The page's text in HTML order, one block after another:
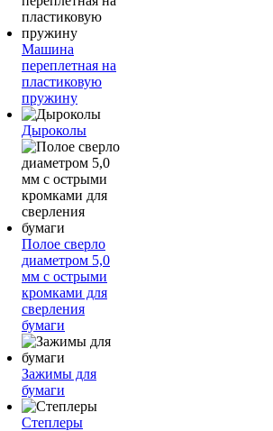
Машина
переплетная на
пластиковую
пружину
Дыроколы
Полое сверло
диаметром 5,0
мм с острыми
кромками для
сверления
бумаги
Зажимы для
бумаги
Степлеры